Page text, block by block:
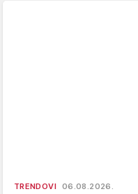
TRENDOVI 06.08.2026.